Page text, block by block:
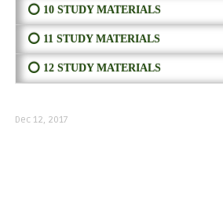
⭕ 10 STUDY MATERIALS
⭕ 11 STUDY MATERIALS
⭕ 12 STUDY MATERIALS
Dec 12, 2017